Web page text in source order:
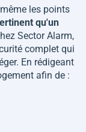
les points
qu'un
Sector Alarm,
complet qui
En rédigeant
afin de :